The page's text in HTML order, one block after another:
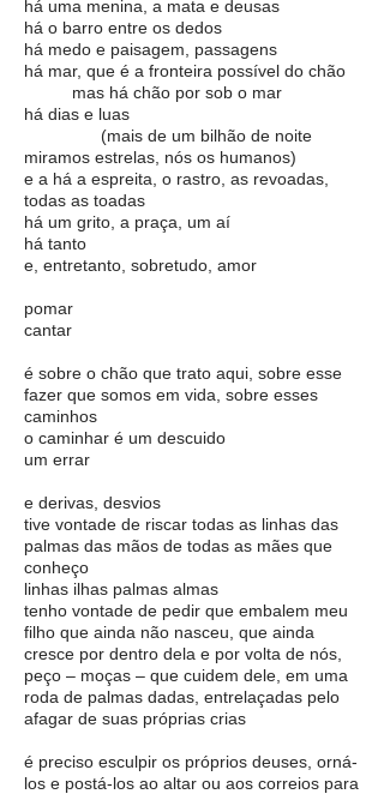
há uma menina, a mata e deusas
há o barro entre os dedos
há medo e paisagem, passagens
há mar, que é a fronteira possível do chão
mas há chão por sob o mar
há dias e luas
(mais de um bilhão de noite
miramos estrelas, nós os humanos)
e a há a espreita, o rastro, as revoadas,
todas as toadas
há um grito, a praça, um aí
há tanto
e, entretanto, sobretudo, amor
pomar
cantar
é sobre o chão que trato aqui, sobre esse
fazer que somos em vida, sobre esses
caminhos
o caminhar é um descuido
um errar
e derivas, desvios
tive vontade de riscar todas as linhas das
palmas das mãos de todas as mães que
conheço
linhas ilhas palmas almas
tenho vontade de pedir que embalem meu
filho que ainda não nasceu, que ainda
cresce por dentro dela e por volta de nós,
peço – moças – que cuidem dele, em uma
roda de palmas dadas, entrelaçadas pelo
afagar de suas próprias crias
é preciso esculpir os próprios deuses, orná-
los e postá-los ao altar ou aos correios para